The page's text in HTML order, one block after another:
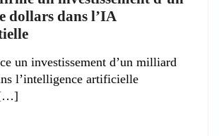
dollars dans l’IA
un investissement d’un milliard
l’intelligence artificielle